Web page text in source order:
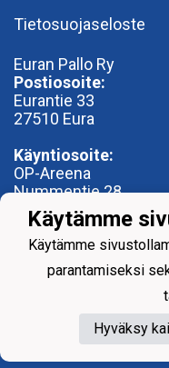
Tietosuojaseloste
Euran Pallo Ry
Postiosoite:
Eurantie 33
27510 Eura
Käyntiosoite:
OP-Areena
Nummentie 28
27500 Kauttua
Powered by
Käytämme
Käytämme
parantamiseksi
Hyväksy